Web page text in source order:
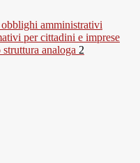
obblighi amministrativi
per cittadini e imprese
analoga 2